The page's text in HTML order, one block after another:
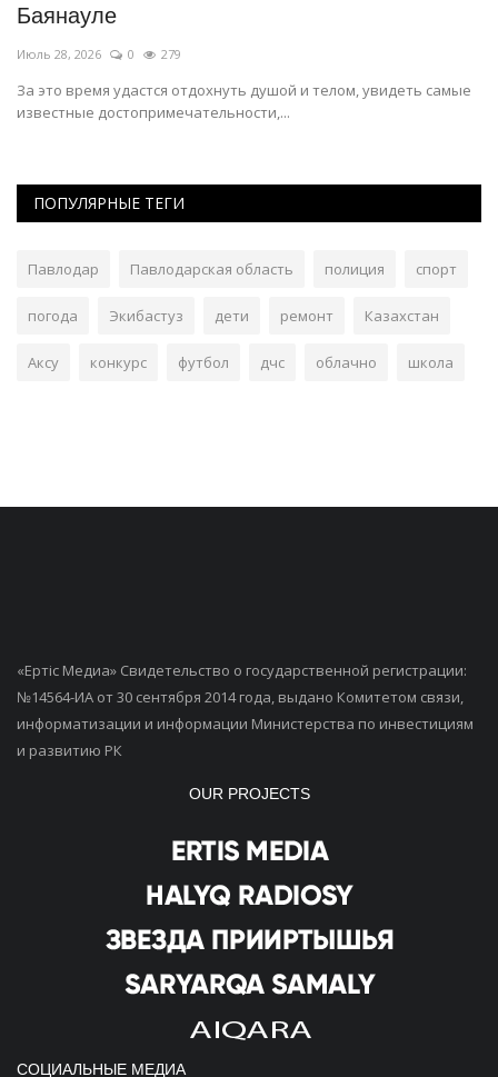
Баянауле
Июль 28, 2026 0 279
За это время удастся отдохнуть душой и телом, увидеть самые
известные достопримечательности,...
ПОПУЛЯРНЫЕ ТЕГИ
Павлодар Павлодарская область полиция спорт
погода Экибастуз дети ремонт Казахстан
Аксу конкурс футбол дчс облачно школа
«Ертiс Медиа» Свидетельство о государственной регистрации:
№14564-ИА от 30 сентября 2014 года, выдано Комитетом связи,
информатизации и информации Министерства по инвестициям
и развитию РК
OUR PROJECTS
СОЦИАЛЬНЫЕ МЕДИА